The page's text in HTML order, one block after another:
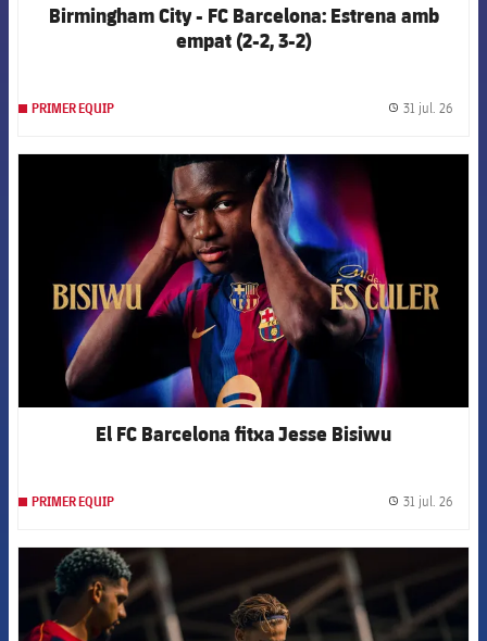
Birmingham City - FC Barcelona: Estrena amb
empat (2-2, 3-2)
PRIMER EQUIP 31 jul. 26
FCB Barcelona badge
El FC Barcelona fitxa Jesse Bisiwu
PRIMER EQUIP 31 jul. 26
FCB Barcelona badge